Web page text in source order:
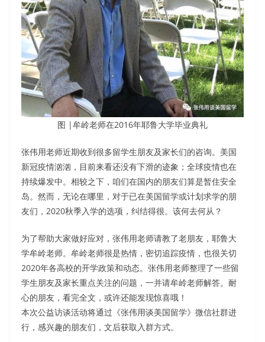
图 |牟岭老师在2016年耶鲁大学毕业典礼
张伟用老师近期收到很多留学生朋友及家长们的咨询。美国
新冠疫情汹汹，目前来看还没有下滑的迹象；全球疫情也在
持续爆发中。相较之下，咱们在国内的朋友们算是暂住安全
岛。然而，无论在哪里，对于已在美国留学或计划求学的朋
友们，2020秋季入学的选项，纠结得很。该何去何从？
为了帮助大家做好应对，张伟用老师请教了老朋友，耶鲁大
学牟岭老师。牟岭老师很是热情，密切追踪疫情，也很关切
2020年各高校的开学政策和动态。张伟用老师整理了一些留
学生朋友及家长重点关注的问题，一并请牟岭老师解答。耐
心的朋友，看完全文，或许还能发现惊喜哦！
本次公益访谈活动将通过《张伟用谈美国留学》微信社群进
行，感兴趣的朋友们，文后获取入群方式。